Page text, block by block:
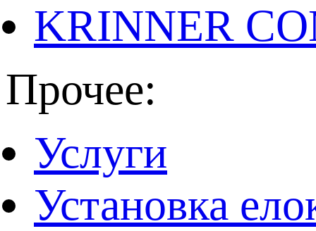
KRINNER
Прочее:
Услуги
Установка